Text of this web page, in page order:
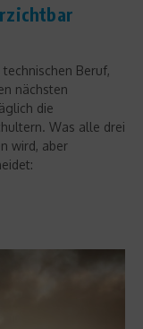
Beruf,
nächsten
die
Was alle drei
wird, aber